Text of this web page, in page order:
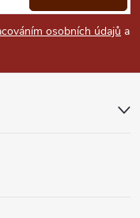
osobních údajů a